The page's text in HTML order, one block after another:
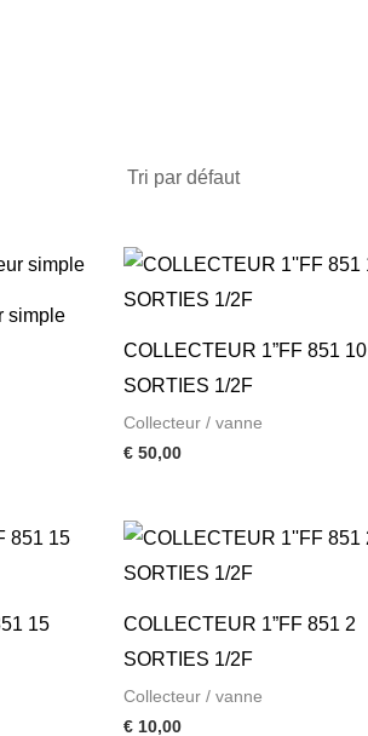
simple
COLLECTEUR 1”FF 851 10
SORTIES 1/2F
Collecteur / vanne
€50,00
15
COLLECTEUR 1”FF 851 2
SORTIES 1/2F
Collecteur / vanne
€10,00